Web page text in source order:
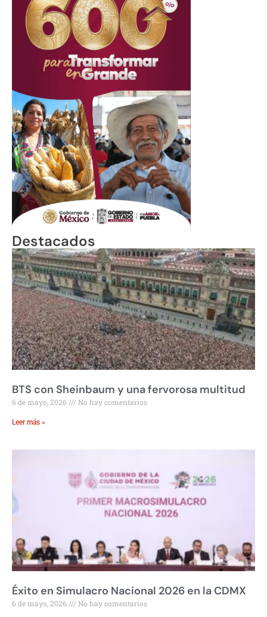
Destacados
BTS con Sheinbaum y una fervorosa multitud
6 de mayo, 2026 No hay comentarios
Leer más »
Éxito en Simulacro Nacional 2026 en la CDMX
6 de mayo, 2026 No hay comentarios